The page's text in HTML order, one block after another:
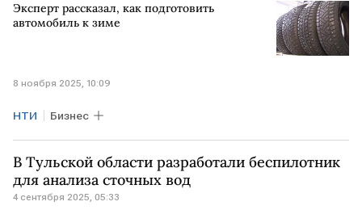
Эксперт рассказал, как подготовить
автомобиль к зиме
8 ноября 2025, 10:09
НТИ Бизнес
В Тульской области разработали беспилотник
для анализа сточных вод
4 сентября 2025, 05:33